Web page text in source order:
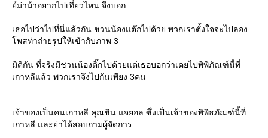
์ม่าม้าอยากไปเที่ยวไหน จึงบอก
เธอไปว่าไปที่นี่แล้วกัน ชวนน้องแต๊กไปด้วย พวกเราตั้งใจจะไปลอง
พสท่าถ่ายรูปให้เข้ากับภาพ 3
มิติกัน ที่จริงมีชวนน้องติ๊กไปด้วยแต่เธอบอกว่าเคยไปพิพิภัณฑ์นี้ที่
เกาหลีแล้ว พวกเราจึงไปกันเพียง 3คน
เจ้าของเป็นคนเกาหลี คุณชิน แจยอล ซึ่งเป็นเจ้าของพิพิธภัณฑ์นี้ที่
เกาหลี และย่าได้สอบถามผู้จัดการ